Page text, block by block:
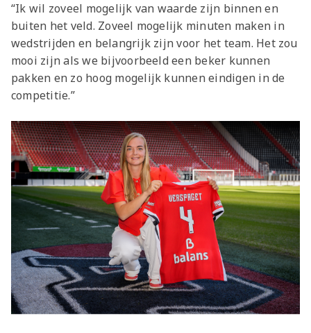
“Ik wil zoveel mogelijk van waarde zijn binnen en
buiten het veld. Zoveel mogelijk minuten maken in
wedstrijden en belangrijk zijn voor het team. Het zou
mooi zijn als we bijvoorbeeld een beker kunnen
pakken en zo hoog mogelijk kunnen eindigen in de
competitie.”